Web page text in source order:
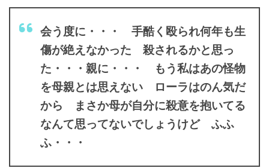
会う度に・・・ 手酷く殴られ何年も生
傷が絶えなかった 殺されるかと思っ
た・・・親に・・・ もう私はあの怪物
を母親とは思えない ローラはのん気だ
から まさか母が自分に殺意を抱いてる
なんて思ってないでしょうけど ふふ
ふ・・・